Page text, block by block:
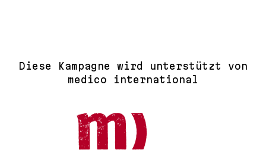
Diese Kampagne wird unterstützt von
medico international